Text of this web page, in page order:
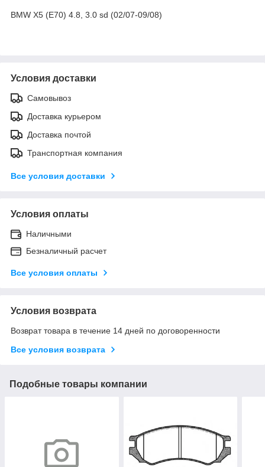
BMW X5 (E70) 4.8, 3.0 sd (02/07-09/08)
Условия доставки
Самовывоз
Доставка курьером
Доставка почтой
Транспортная компания
Все условия доставки
Условия оплаты
Наличными
Безналичный расчет
Все условия оплаты
Условия возврата
Возврат товара в течение 14 дней по договоренности
Все условия возврата
Подобные товары компании